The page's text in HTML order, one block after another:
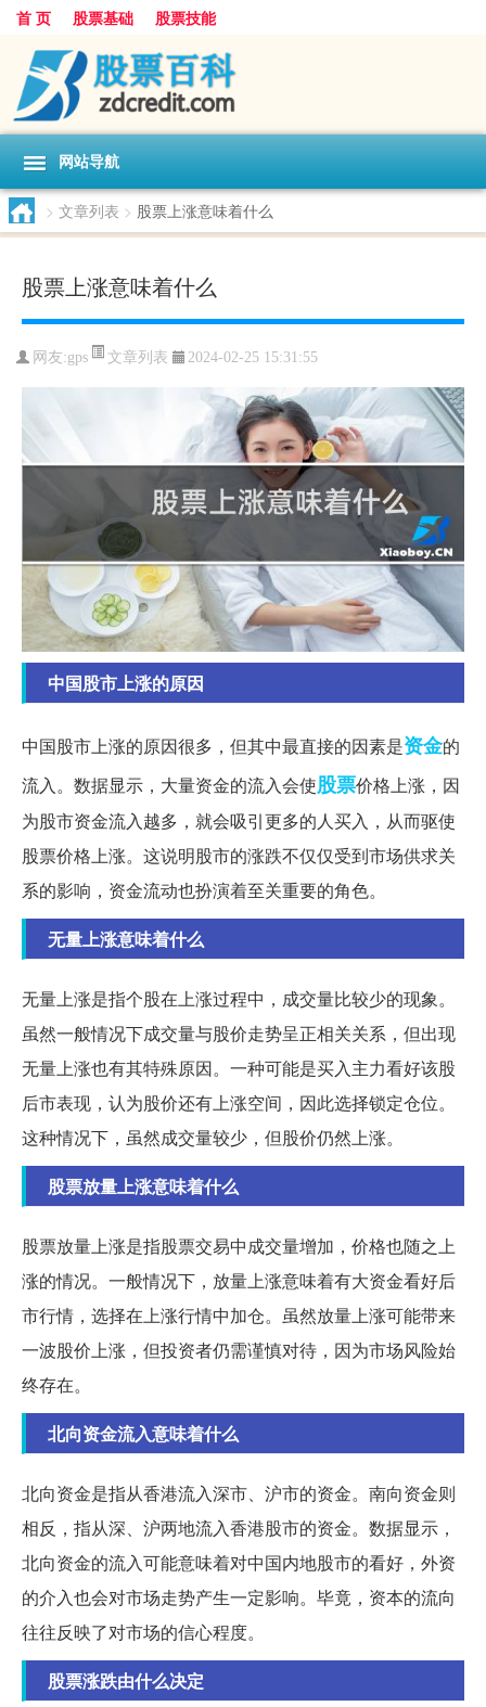
首 页 股票基础 股票技能
网站导航
> 文章列表 > 股票上涨意味着什么
股票上涨意味着什么
网友:gps 文章列表 2024-02-25 15:31:55
中国股市上涨的原因
中国股市上涨的原因很多，但其中最直接的因素是资金的
流入。数据显示，大量资金的流入会使股票价格上涨，因
为股市资金流入越多，就会吸引更多的人买入，从而驱使
股票价格上涨。这说明股市的涨跌不仅仅受到市场供求关
系的影响，资金流动也扮演着至关重要的角色。
无量上涨意味着什么
无量上涨是指个股在上涨过程中，成交量比较少的现象。
虽然一般情况下成交量与股价走势呈正相关关系，但出现
无量上涨也有其特殊原因。一种可能是买入主力看好该股
后市表现，认为股价还有上涨空间，因此选择锁定仓位。
这种情况下，虽然成交量较少，但股价仍然上涨。
股票放量上涨意味着什么
股票放量上涨是指股票交易中成交量增加，价格也随之上
涨的情况。一般情况下，放量上涨意味着有大资金看好后
市行情，选择在上涨行情中加仓。虽然放量上涨可能带来
一波股价上涨，但投资者仍需谨慎对待，因为市场风险始
终存在。
北向资金流入意味着什么
北向资金是指从香港流入深市、沪市的资金。南向资金则
相反，指从深、沪两地流入香港股市的资金。数据显示，
北向资金的流入可能意味着对中国内地股市的看好，外资
的介入也会对市场走势产生一定影响。毕竟，资本的流向
往往反映了对市场的信心程度。
股票涨跌由什么决定